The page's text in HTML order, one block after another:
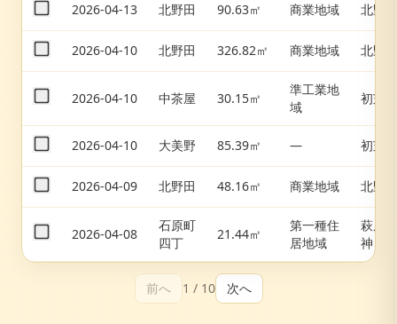
2026-04-13 北野田 90.63㎡ 商業地域 北野田
2026-04-10 北野田 326.82㎡ 商業地域 北野田
2026-04-10 中茶屋 30.15㎡
準工業地
域
初芝
2026-04-10 大美野 85.39㎡ — 初芝
2026-04-09 北野田 48.16㎡ 商業地域 北野田
2026-04-08
石原町
四丁
21.44㎡
第一種住
居地域
萩原天
神
前へ 1 / 10 次へ